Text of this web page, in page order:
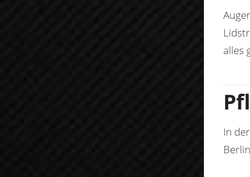
alles
In